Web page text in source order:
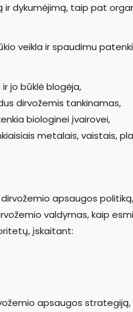
ir dykumėjimą, taip pat
veikla ir spaudimu
jo būklė blogėja,
dirvožemis tankinamas,
biologinei įvairovei,
metalais, vaistais,
apsaugos
valdymas, kaip
įskaitant:
apsaugos strategiją,